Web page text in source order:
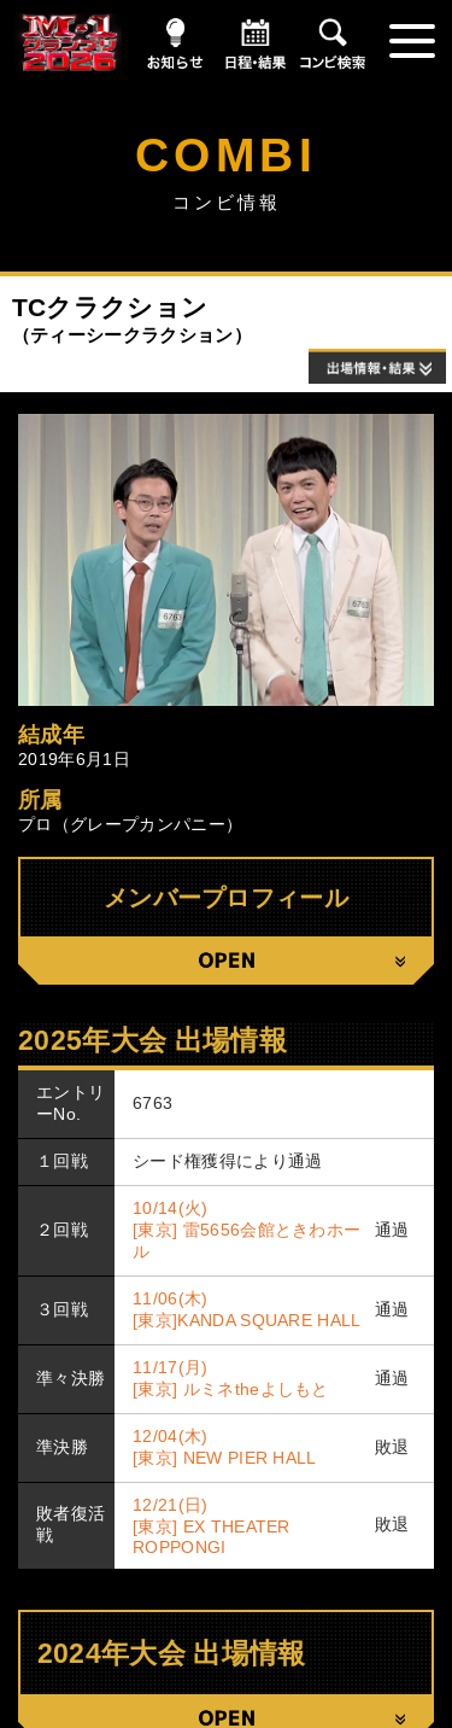
COMBI
コンビ情報
TCクラクション
ティーシークラクション
結成年
2019年6月1日
所属
プロ（グレープカンパニー）
メンバープロフィール
2025年大会 出場情報
エントリ
ーNo.
6763
１回戦 シード権獲得により通過
２回戦
10/14(火)
[東京] 雷5656会館ときわホー
ル
通過
３回戦
11/06(木)
[東京]KANDA SQUARE HALL
通過
準々決勝
11/17(月)
[東京] ルミネtheよしもと
通過
準決勝
12/04(木)
[東京] NEW PIER HALL
敗退
敗者復活
戦
12/21(日)
[東京] EX THEATER
ROPPONGI
敗退
2024年大会 出場情報